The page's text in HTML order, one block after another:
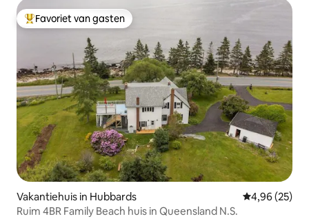
Topfavoriet van gasten
Favoriet van gasten
Vakantiehuis in Hubbards Gemiddelde
4,96 (25)
Ruim 4BR Family Beach huis in Queensland N.S.